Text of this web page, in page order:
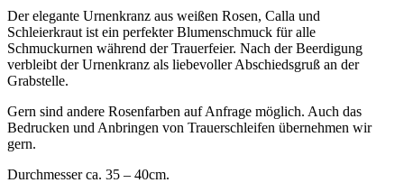
Der elegante Urnenkranz aus weißen Rosen, Calla und
Schleierkraut ist ein perfekter Blumenschmuck für alle
Schmuckurnen während der Trauerfeier. Nach der Beerdigung
verbleibt der Urnenkranz als liebevoller Abschiedsgruß an der
Grabstelle.
Gern sind andere Rosenfarben auf Anfrage möglich. Auch das
Bedrucken und Anbringen von Trauerschleifen übernehmen wir
gern.
Durchmesser ca. 35 – 40cm.